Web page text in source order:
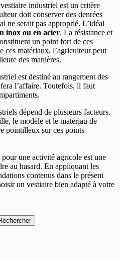
industriel est un critère
doit conserver des denrées
ne serait pas approprié. L’idéal
inox ou en acier. La résistance et
un point fort de ces
ces matériaux, l’agriculteur peut
des manières.
est destiné au rangement des
l’affaire. Toutefois, il faut
dépend de plusieurs facteurs.
le modèle et le matériau de
pointilleux sur ces points
une activité agricole est une
au hasard. En appliquant les
contenus dans le présent
un vestiaire bien adapté à votre